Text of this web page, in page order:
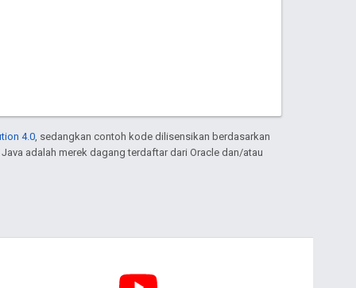
4.0 , sedangkan contoh kode dilisensikan berdasarkan
Java adalah merek dagang terdaftar dari Oracle dan/atau